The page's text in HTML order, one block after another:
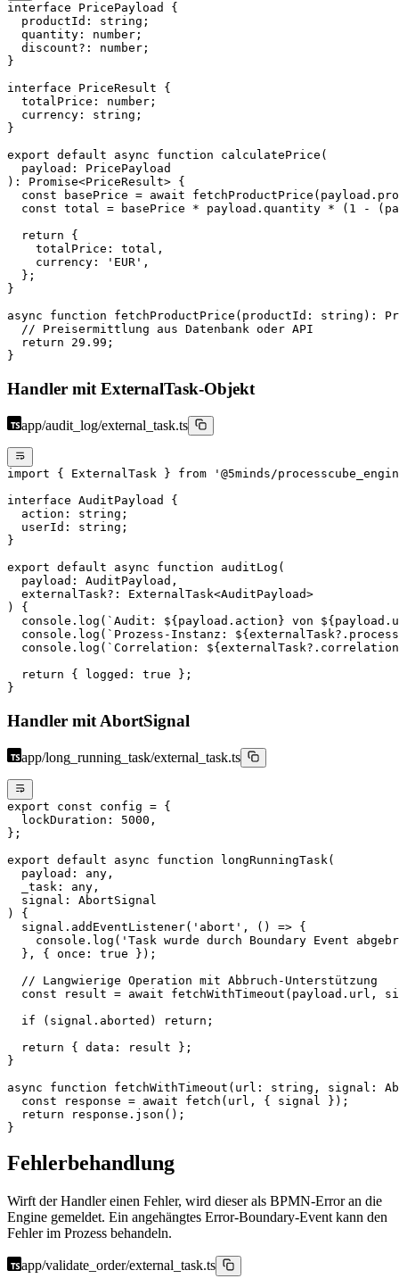
interface PricePayload
{
  productId
: string ;
  quantity
: number ;
  discount
?: number ;
}
interface PriceResult {
  totalPrice
: number ;
  currency
: string ;
}
export default async function calculatePrice (
  payload
:
PricePayload
) : Promise<PriceResult> {
  const
basePrice = await fetchProductPrice
  const
total = basePrice * payload.quantity * ( 1 -
  return
{
    totalPrice: total,
    currency:
'EUR' ,
  };
}
async function fetchProductPrice ( productId : string ) :
  // Preisermittlung aus Datenbank oder API
  return
29.99 ;
}
Handler mit ExternalTask-Objekt
app/audit_log/external_task.ts
import { ExternalTask } from '@5minds/
interface AuditPayload
{
  action
: string ;
  userId
: string ;
}
export default async function auditLog (
  payload
: AuditPayload ,
  externalTask
?: ExternalTask<AuditPayload>
) {
  console.
log ( `Audit: ${ payload . action } von ${ payload .
  console.
log ( `Prozess-Instanz: ${ externalTask?.
  console.
log ( `Correlation: ${ externalTask?.
  return
{ logged: true };
}
Handler mit AbortSignal
app/long_running_task/external_task.ts
export const config = {
  lockDuration:
5000 ,
};
export default async function longRunningTask (
  payload
: any ,
  _task
: any ,
  signal
:
AbortSignal
) {
  signal.
addEventListener( 'abort' , () => {
    console.
log ( 'Task wurde durch Boundary Event
  }, { once:
true });
  // Langwierige Operation mit Abbruch-Unterstützung
  const
result = await fetchWithTimeout (payload.url,
  if
(signal.aborted) return ;
  return
{ data: result };
}
async function fetchWithTimeout ( url : string , signal :
  const
response = await fetch (url, { signal });
  return
response. json ();
}
Fehlerbehandlung
Wirft der Handler einen Fehler, wird dieser als BPMN-Error an die
Engine gemeldet. Ein angehängtes Error-Boundary-Event kann den
Fehler im Prozess behandeln.
app/validate_order/external_task.ts